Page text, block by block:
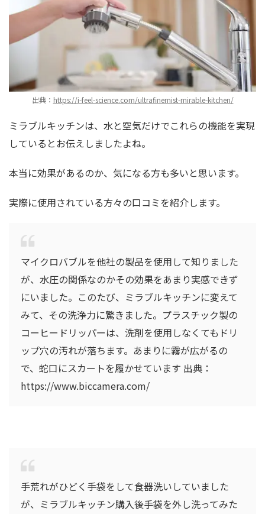
出典： https://i-feel-science.com/ultrafinemist-mirable-kitchen/
ミラブルキッチンは、水と空気だけでこれらの機能を実現
しているとお伝えしましたよね。
本当に効果があるのか、気になる方も多いと思います。
実際に使用されている方々の口コミを紹介します。
マイクロバブルを他社の製品を使用して知りました
が、水圧の関係なのかその効果をあまり実感できず
にいました。このたび、ミラブルキッチンに変えて
みて、その洗浄力に驚きました。プラスチック製の
コーヒードリッパーは、洗剤を使用しなくてもドリ
ップ穴の汚れが落ちます。あまりに霧が広がるの
で、蛇口にスカートを履かせています 出典：
https://www.biccamera.com/
手荒れがひどく手袋をして食器洗いしていました
が、ミラブルキッチン購入後手袋を外し洗ってみた